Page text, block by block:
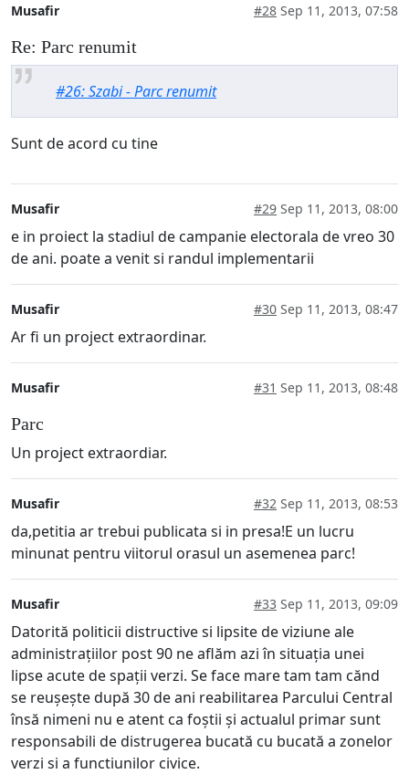
Musafir #28 Sep 11, 2013, 07:58
Re: Parc renumit
#26: Szabi - Parc renumit
Sunt de acord cu tine
Musafir #29 Sep 11, 2013, 08:00
e in proiect la stadiul de campanie electorala de vreo 30
de ani. poate a venit si randul implementarii
Musafir #30 Sep 11, 2013, 08:47
Ar fi un project extraordinar.
Musafir #31 Sep 11, 2013, 08:48
Parc
Un project extraordiar.
Musafir #32 Sep 11, 2013, 08:53
da,petitia ar trebui publicata si in presa!E un lucru
minunat pentru viitorul orasul un asemenea parc!
Musafir #33 Sep 11, 2013, 09:09
Datorită politicii distructive si lipsite de viziune ale
administrațiilor post 90 ne aflăm azi în situația unei
lipse acute de spații verzi. Se face mare tam tam cănd
se reușește după 30 de ani reabilitarea Parcului Central
însă nimeni nu e atent ca foștii și actualul primar sunt
responsabili de distrugerea bucată cu bucată a zonelor
verzi si a functiunilor civice.